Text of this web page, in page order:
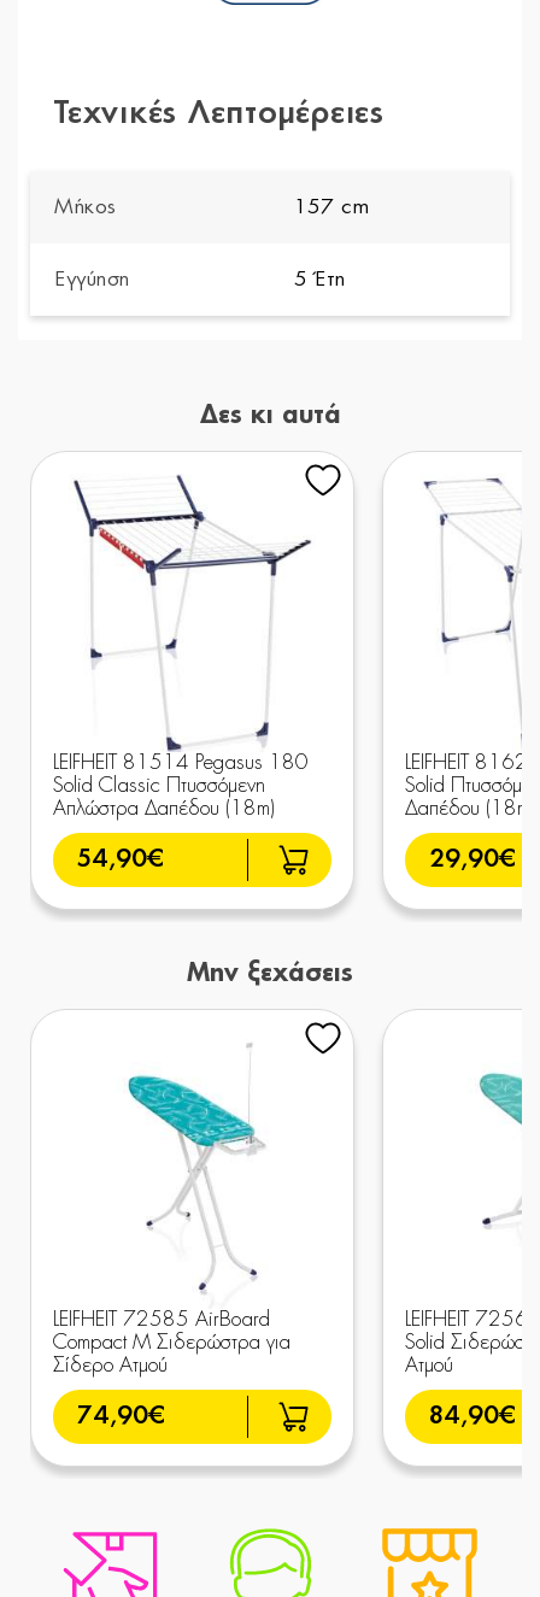
Τεχνικές Λεπτομέρειες
Μήκος 157 cm
Εγγύηση 5 Έτη
Δες κι αυτά
LEIFHEIT 81514 Pegasus 180
Solid Classic Πτυσσόμενη
Απλώστρα Δαπέδου (18m)
54,90€
LEIFHEIT
Solid
Δαπέδου (18m)
29,90€
Μην ξεχάσεις
LEIFHEIT 72585 AirBoard
Compact M Σιδερώστρα για
Σίδερο Ατμού
74,90€
LEIFHEIT
Solid
Ατμού
84,90€